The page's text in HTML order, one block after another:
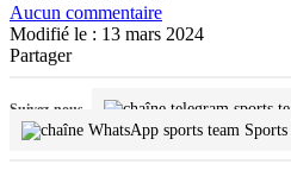
Aucun commentaire
Modifié le : 13 mars 2024
Partager
Suivez-nous